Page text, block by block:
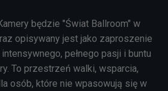
będzie "Świat Ballroom" w
opisywany jest jako zaproszenie
pełnego pasji i buntu
To przestrzeń walki, wsparcia,
osób, które nie wpasowują się w